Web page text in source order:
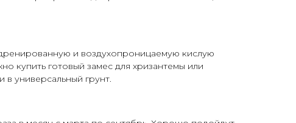
и воздухопроницаемую кислую
купить готовый замес для хризантемы или
в универсальный грунт